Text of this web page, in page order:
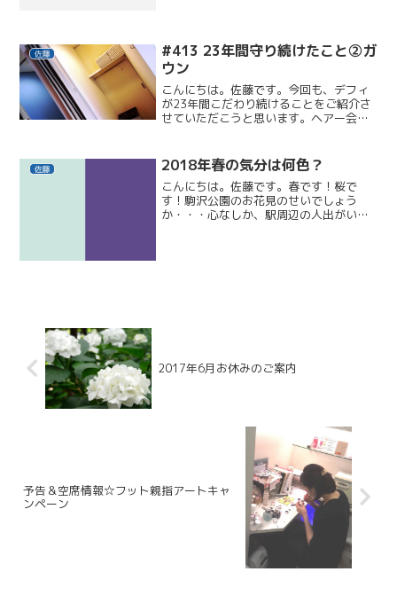
けら落とし公演に行っ...
佐藤
#413 23年間守り続けたこと②ガ
ウン
こんにちは。佐藤です。今回も、デフィ
が23年間こだわり続けることをご紹介さ
せていただこうと思います。ヘアー会員
ます。フィッティングルームで、浴衣？
検査着？のように羽織っ...
佐藤 2018年春の気分は何色？
こんにちは。佐藤です。春です！桜で
す！駒沢公園のお花見のせいでしょう
か・・・心なしか、駅周辺の人出がいつ
2017年6月お休みのご案内
予告＆空席情報☆フット親指アートキャ
ンペーン